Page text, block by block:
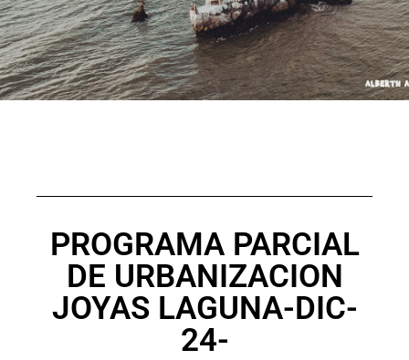
PROGRAMA PARCIAL
DE URBANIZACION
JOYAS LAGUNA-DIC-
24-